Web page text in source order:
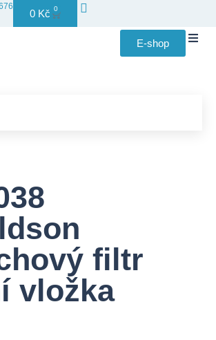
0 Kč 0
E-shop
filtr
vložka